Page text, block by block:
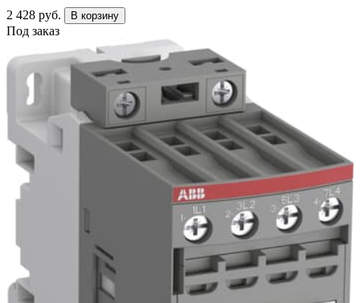
2 428 руб. В корзину
Под заказ